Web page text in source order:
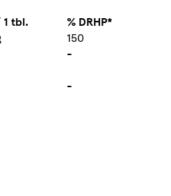
tbl.
% DRHP*
150
-
-